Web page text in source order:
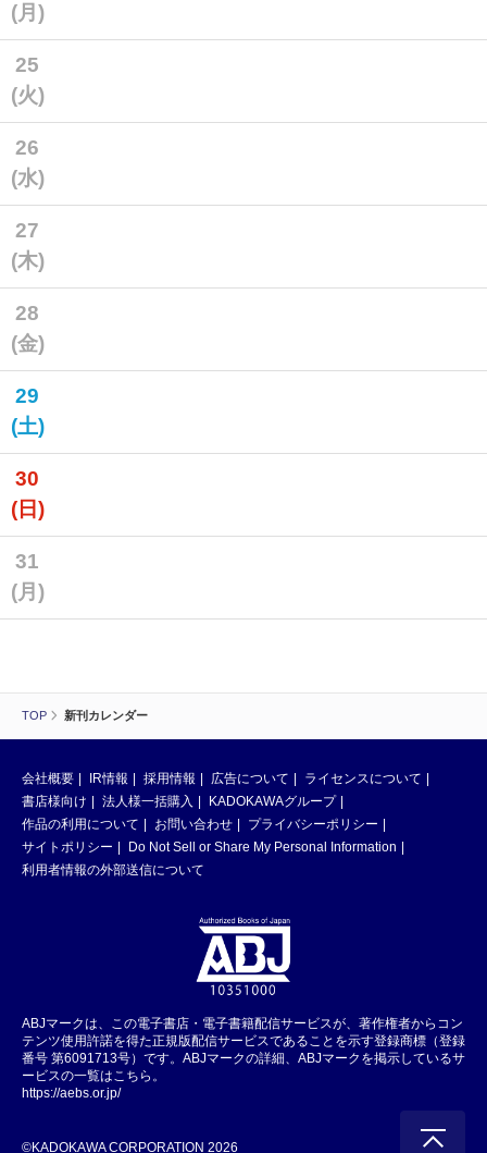
TOP 新刊カレンダー
(月)
25
(火)
26
(水)
27
(木)
28
(金)
29
(土)
30
(日)
31
(月)
会社概要 IR情報 採用情報 広告について
ライセンスについて
書店様向け
法人様一括購入
KADOKAWAグループ
作品の利用について
お問い合わせ
プライバシーポリシー
サイトポリシー
Do Not Sell or Share My Personal Information
利用者情報の外部送信について
ABJマークは、この電子書店・電子書籍配信サービスが、著作権者からコン
テンツ使用許諾を得た正規版配信サービスであることを示す登録商標（登録
番号 第6091713号）です。ABJマークの詳細、ABJマークを掲示しているサ
ービスの一覧はこちら。
https://aebs.or.jp/
©KADOKAWA CORPORATION 2026